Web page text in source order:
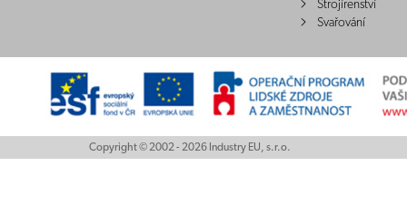
Strojírenství
Svařování
Copyright © 2002 - 2026 Industry EU, s.r.o.